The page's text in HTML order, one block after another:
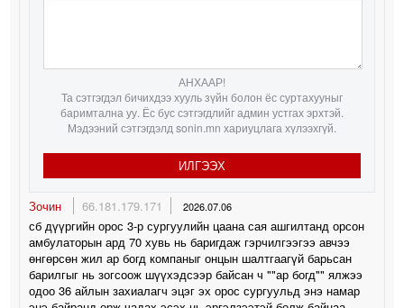
АНХААР!
Та сэтгэгдэл бичихдээ хууль зүйн болон ёс суртахууныг
баримтална уу. Ёс бус сэтгэгдлийг админ устгах эрхтэй.
Мэдээний сэтгэгдэлд sonin.mn хариуцлага хүлээхгүй.
ИЛГЭЭХ
Зочин 66.181.179.171 2026.07.06
сб дүүргийн орос 3-р сургуулийн цаана сая ашгилтанд орсон
амбулаторын ард 70 хувь нь баригдаж гэрчилгээгээ авчээ
өнгөрсөн жил ар богд компаныг онцын шалтгаагүй барьсан
барилгыг нь зогсоож шүүхэдсээр байсан ч ""ар богд"" ялжээ
одоо 36 айлын захиалагч эцэг эх орос сургуульд энэ намар